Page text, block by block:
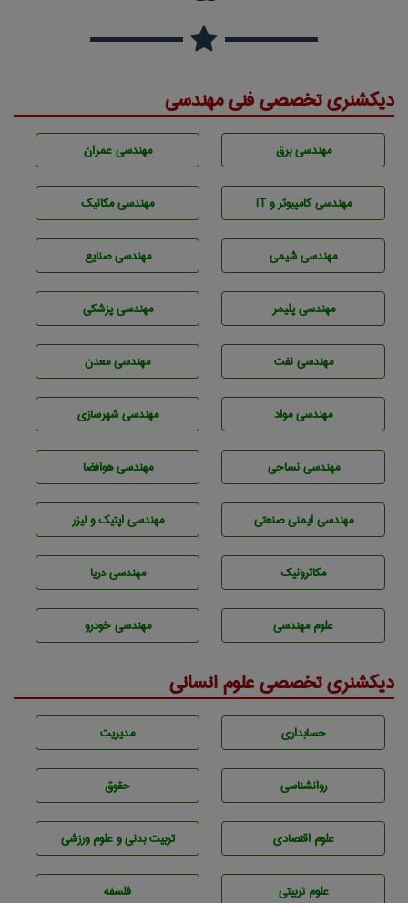
دیکشنری تخصصی فنی مهندسی
مهندسی برق مهندسی عمران
مهندسی كامپيوتر و IT مهندسی مکانیک
مهندسي شيمی مهندسی صنايع
مهندسی پليمر مهندسی پزشکی
مهندسی نفت مهندسی معدن
مهندسی مواد مهندسی شهرسازی
مهندسي نساجی مهندسی هوافضا
مهندسی ایمنی صنعتی مهندسی اپتیک و لیزر
مکاترونیک مهندسی دریا
علوم مهندسی مهندسی خودرو
دیکشنری تخصصی علوم انسانی
حسابداری مديريت
روانشناسی حقوق
علوم اقتصادی تربيت بدنی و علوم ورزشی
علوم تربيتی فلسفه